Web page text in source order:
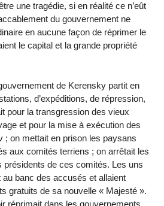
une tragédie, si en réalité ce n’eût
du gouvernement ne
en aucune façon de réprimer le
le capital et la grande propriété
de Kerensky partit en
d’expéditions, de répression,
pour la transgression des vieux
et pour la mise à exécution des
; on mettait en prison les paysans
aux comités terriens ; on arrêtait les
de ces comités. Les uns
banc des accusés et allaient
gratuits de sa nouvelle « Majesté ».
réprimait dans les gouvernements